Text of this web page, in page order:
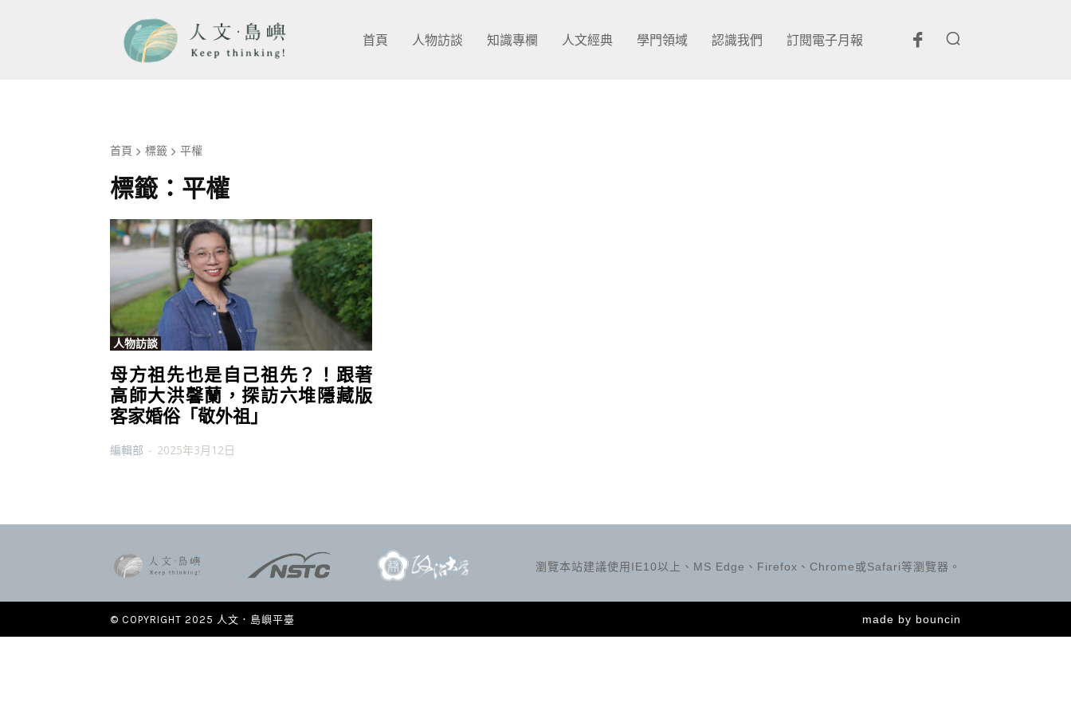
首頁 人物訪談 知識專欄 人文經典 學門領域 認識我們 訂閱電子月報
首頁 標籤 平權
標籤： 平權
人物訪談
母方祖先也是自己祖先？！跟著
高師大洪馨蘭，探訪六堆隱藏版
客家婚俗「敬外祖」
編輯部 - 2025年3月12日
瀏覽本站建議使用IE10以上、MS Edge、Firefox、Chrome或Safari等瀏覽器。
© COPYRIGHT 2025 人文．島嶼平臺 made by bouncin